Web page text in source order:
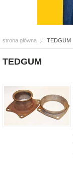
strona główna TEDGUM
TEDGUM